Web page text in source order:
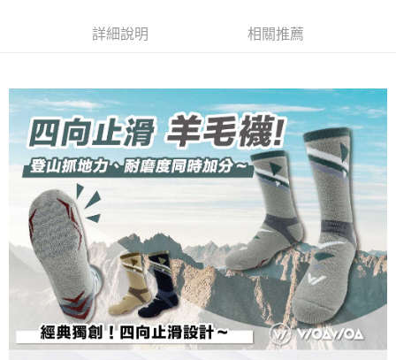
「AFTEE先享後付」，若未經同意申辦者引起之損失，本公司不負相關責
請求用戶進行身份認證。
５．嚴禁一人註冊多個帳號或使用他人資訊註冊。若發現惡意使用之情形，
恩沛科技股份有限公司將有權停止該用戶之使用額度並採取法律行動。
詳細說明 相關推薦